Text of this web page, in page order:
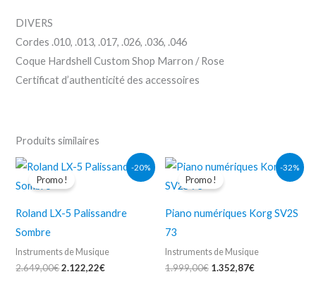
DIVERS
Cordes .010, .013, .017, .026, .036, .046
Coque Hardshell Custom Shop Marron / Rose
Certificat d’authenticité des accessoires
Produits similaires
-20%
Promo !
Roland LX-5 Palissandre
Sombre
Instruments de Musique
2.649,00€
Le
prix
initial
2.649,00€.
2.122,22€
prix
2.122,22€.
-32%
Promo !
Piano numériques Korg SV2S
73
Instruments de Musique
1.999,00€
prix
initial
1.999,00€.
1.352,87€
Le
prix
1.352,87€.